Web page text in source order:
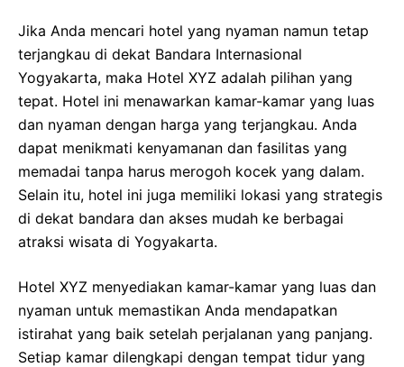
Jika Anda mencari hotel yang nyaman namun tetap
terjangkau di dekat Bandara Internasional
Yogyakarta, maka Hotel XYZ adalah pilihan yang
tepat. Hotel ini menawarkan kamar-kamar yang luas
dan nyaman dengan harga yang terjangkau. Anda
dapat menikmati kenyamanan dan fasilitas yang
memadai tanpa harus merogoh kocek yang dalam.
Selain itu, hotel ini juga memiliki lokasi yang strategis
di dekat bandara dan akses mudah ke berbagai
atraksi wisata di Yogyakarta.
Hotel XYZ menyediakan kamar-kamar yang luas dan
nyaman untuk memastikan Anda mendapatkan
istirahat yang baik setelah perjalanan yang panjang.
Setiap kamar dilengkapi dengan tempat tidur yang